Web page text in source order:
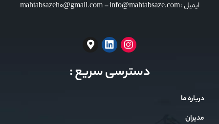
ایمیل : mahtabsazeh0@gmail.com – info@mahtabsaze.com
دسترسی سریع :
درباره ما
مدیران